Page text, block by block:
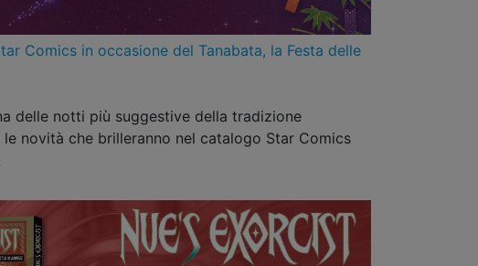
Comics in occasione del Tanabata, la Festa delle
delle notti più suggestive della tradizione
le novità che brilleranno nel catalogo Star Comics